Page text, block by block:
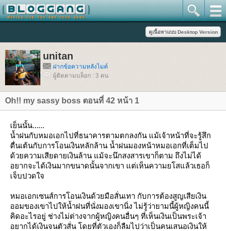
unitan
ฝากข้อความหลังไมค์
ผู้ติดตามบล็อก : 3 คน
Oh!! my sassy boss ตอนที่ 42 หน้า 1
เย็นนั้น......
น้ำฝนกับหมอเอกไปที่ธนาคารตามตกลงกัน แม้เจ้าหน้าที่จะรู้สึก
ตื่นเต้นกับการโอนเงินหลักล้าน น้ำฝนมองหน้าหมอเอกที่เต็มไป
ด้วยความเสียดายเงินล้าน แม้จะนึกสงสารเขาก็ตาม ถึงไม่ได้
อยากจะได้เงินมากขนาดนั้นจากเขา แต่เห็นความยโสแล้วเธอก็
เจ็บปวดใจ
หมอเอกเซนส์การโอนเงินด้วยมือสั่นเทา กับการต้องสูญเสียเงิน
ออมของเขาไปให้น้ำฝนที่นั่งมองเขานิ่ง ไม่รู้ว่ายามนี้ผู้หญิงคนนี้
คิดอะไรอยู่ ช่างไม่ต่างจากผู้หญิงคนอื่นๆ ที่เห็นเงินเป็นพระเจ้า
อยากได้เงินจนตัวสั่น โดยที่ตัวเองก็ลืมไปว่าเป็นคนเสนอเงินให้